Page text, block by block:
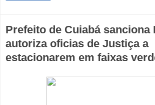
Prefeito de Cuiabá sanciona
autoriza oficias de Justiça a
estacionarem em faixas